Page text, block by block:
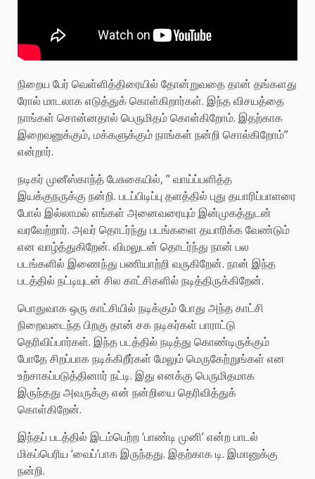
நிறைய பேர் வெள்ளித்திரையில் தோன்றுவதை தான் தங்களது
ரோல் மாடலாக எடுத்துக் கொள்கிறார்கள். இந்த விசயத்தை
நாங்கள் சொன்னதால் பெருமிதம் கொள்கிறோம். இதற்காக
இறைவனுக்கும், மக்களுக்கும் நாங்கள் நன்றி சொல்கிறோம்”
என்றார்.
நடிகர் முனீஸ்காந்த் பேசுகையில், ” வாய்ப்பளித்த
இயக்குநருக்கு நன்றி. படப்பிடிப்பு தளத்தில் புது தயாரிப்பாளரை
போல் இல்லாமல் எங்கள் அனைவரையும் இன்முகத்துடன்
வரவேற்றார். அவர் தொடர்ந்து படங்களை தயாரிக்க வேண்டும்
என வாழ்த்துகிறேன். விமலுடன் தொடர்ந்து நான் பல
படங்களில் இணைந்து பணியாற்றி வருகிறேன். நான் இந்த
படத்தில் நட்டியுடன் சில காட்சிகளில் நடித்திருக்கிறேன்.
பொதுவாக ஒரு காட்சியில் நடிக்கும் போது அந்த காட்சி
நிறைவடைந்த பிறகு தான் சக நடிகர்கள் பாராட்டு
தெரிவிப்பார்கள். இந்த படத்தில் நடித்து கொண்டிருக்கும்
போதே சிறப்பாக நடிக்கிறீர்கள் மேலும் மெருகேற்றுங்கள் என
உற்சாகப்படுத்தினார் நட்டி. இது எனக்கு பெருமிதமாக
இருந்தது அவருக்கு என் நன்றியை தெரிவித்துக்
கொள்கிறேன்.
இந்தப் படத்தில் இடம்பெற்ற ‘பாண்டி முனி’ என்ற பாடல்
மிகப்பெரிய ‘வைப்’பாக இருந்தது. இதற்காக டி. இமானுக்கு
நன்றி.